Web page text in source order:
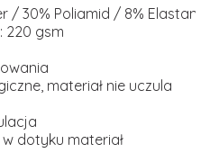
/ 30% Poliamid / 8% Elastan
220 gsm
materiał nie uczula
dotyku materiał